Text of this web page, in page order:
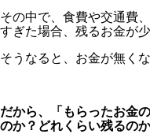
その中で、食費や交通費
すぎた場合、残るお金が
そうなると、お金が無く
だから、「もらったお金
のか？どれくらい残るの